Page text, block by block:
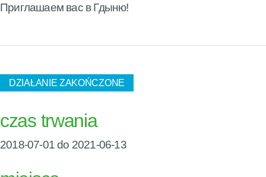
Приглашаем вас в Гдыню!
DZIAŁANIE ZAKOŃCZONE
czas trwania
2018-07-01 do 2021-06-13